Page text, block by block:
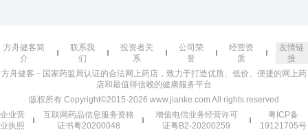
方舟健客简
介
联系我
们
投资者关
系
公司荣
誉
经营资
质
友情链
接
方舟健客－国家药监局认证的合法网上药店，致力于打造优质、低价、便捷的网上药
店和最值得信赖的健康服务平台
版权所有 Copyright©2015-2026 www.jianke.com All rights reserved
企业营
业执照
互联网药品信息服务资格
证书粤20200048
增值电信业务经营许可
证粤B2-20200259
粤ICP备
19121705号